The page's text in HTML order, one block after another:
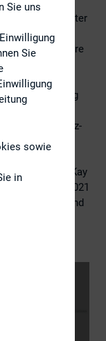
der DIRK unter
bekannten
und Kommentare
sowie dem
es, die Erfüllung
Relevanz-
/ geringer
Webinar hat Kay
Frühjahr 2021
Adam Strzyz und
Sie uns
Sie
sowie
in